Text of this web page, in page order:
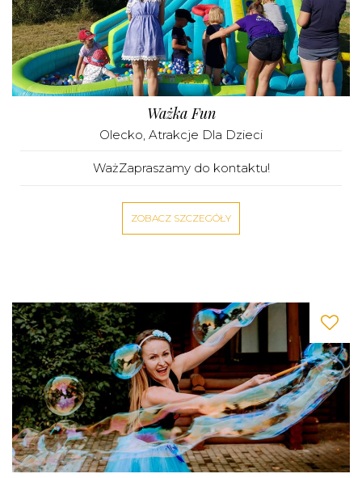
Ważka Fun
Olecko Atrakcje Dla Dzieci
WażZapraszamy do kontaktu!
ZOBACZ SZCZEGÓŁY